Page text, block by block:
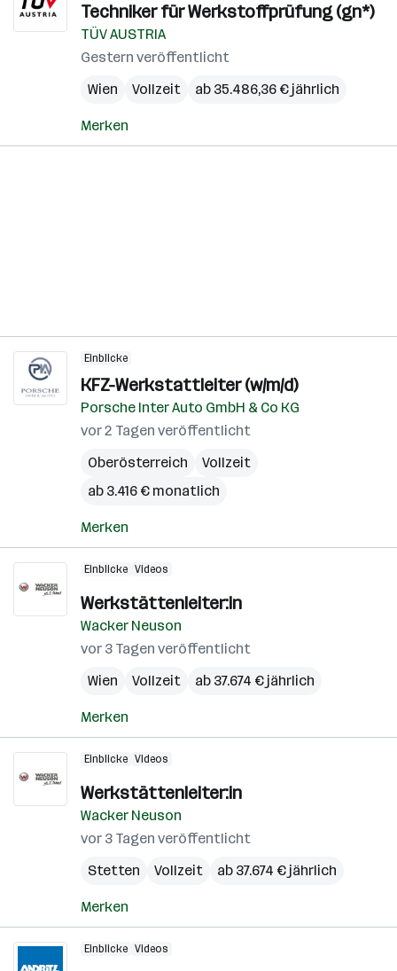
Techniker für Werkstoffprüfung (gn*)
TÜV AUSTRIA
Gestern veröffentlicht
Wien
Vollzeit ab 35.486,36 € jährlich
Merken
Einblicke
KFZ-Werkstattleiter (w/m/d)
Porsche Inter Auto GmbH & Co KG
vor 2 Tagen veröffentlicht
Oberösterreich
Vollzeit
ab 3.416 € monatlich
Merken
Einblicke Videos
Werkstättenleiter:in
Wacker Neuson
vor 3 Tagen veröffentlicht
Wien
Vollzeit ab 37.674 € jährlich
Merken
Einblicke Videos
Werkstättenleiter:in
Wacker Neuson
vor 3 Tagen veröffentlicht
Stetten
Vollzeit ab 37.674 € jährlich
Merken
Einblicke Videos